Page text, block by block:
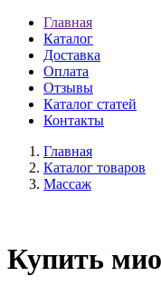
Главная
Каталог
Доставка
Оплата
Отзывы
Каталог статей
Контакты
Главная
Каталог товаров
Массаж
Купить